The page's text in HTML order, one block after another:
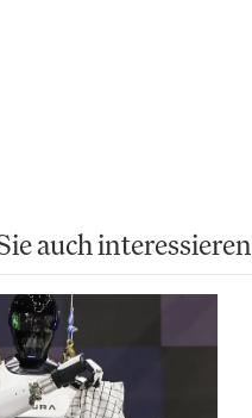
auch interessieren